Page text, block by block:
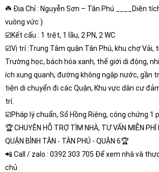
☘️ Địa Chỉ : Nguyễn Sơn – Tân Phú ____Diện
vuông vức )
☑️Kết cấu : 1 trệt, 1 lầu, 2 PN, 2 WC
☑️Vị trí :Trung Tâm quận Tân Phú, khu chợ Vải,
Trường học, bách hóa xanh, thế giới di động,
ích xung quanh, đường không ngập nước, gần
tiện di chuyển đi các Quận, Khu vực dân cư
trí.
☑️Pháp lý chuẩn, Sổ Hồng Riêng, công chứng 1
🏆 CHUYÊN HỖ TRỢ TÌM NHÀ, TƯ VẤN MIỄN PHÍ
QUẬN BÌNH TÂN - TÂN PHÚ - QUẬN 6🏆
📲 Call / zalo : 0392 303 705 Để xem nhà và
chủ